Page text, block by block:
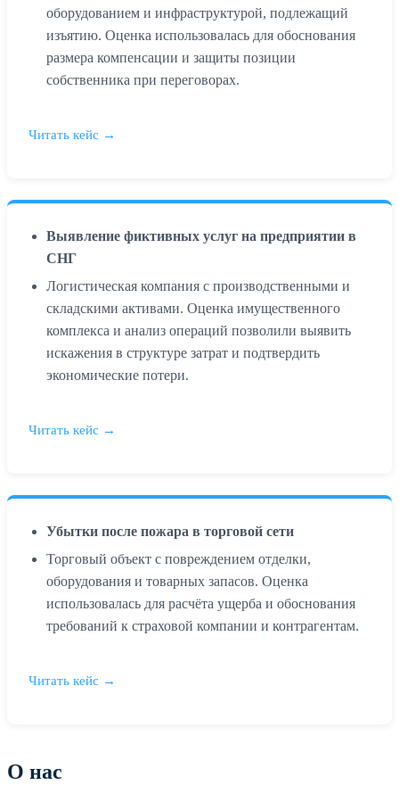
оборудованием и инфраструктурой, подлежащий
изъятию. Оценка использовалась для обоснования
размера компенсации и защиты позиции
собственника при переговорах.
Читать кейс →
Выявление фиктивных услуг на предприятии в
СНГ
Логистическая компания с производственными и
складскими активами. Оценка имущественного
комплекса и анализ операций позволили выявить
искажения в структуре затрат и подтвердить
экономические потери.
Читать кейс →
Убытки после пожара в торговой сети
Торговый объект с повреждением отделки,
оборудования и товарных запасов. Оценка
использовалась для расчёта ущерба и обоснования
требований к страховой компании и контрагентам.
Читать кейс →
О нас